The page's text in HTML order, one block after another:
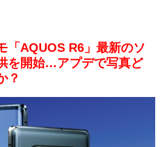
「AQUOS R6」最新のソ
を開始…アプデで写真ど
？